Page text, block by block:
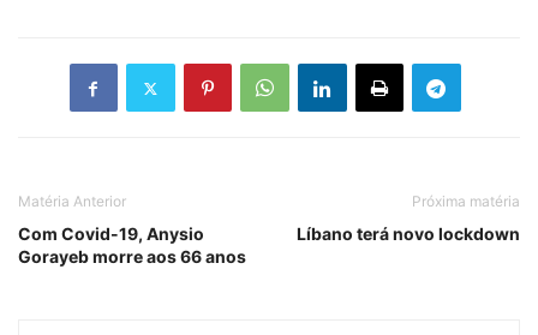
Matéria Anterior
Com Covid-19, Anysio
Gorayeb morre aos 66 anos
Próxima matéria
Líbano terá novo lockdown